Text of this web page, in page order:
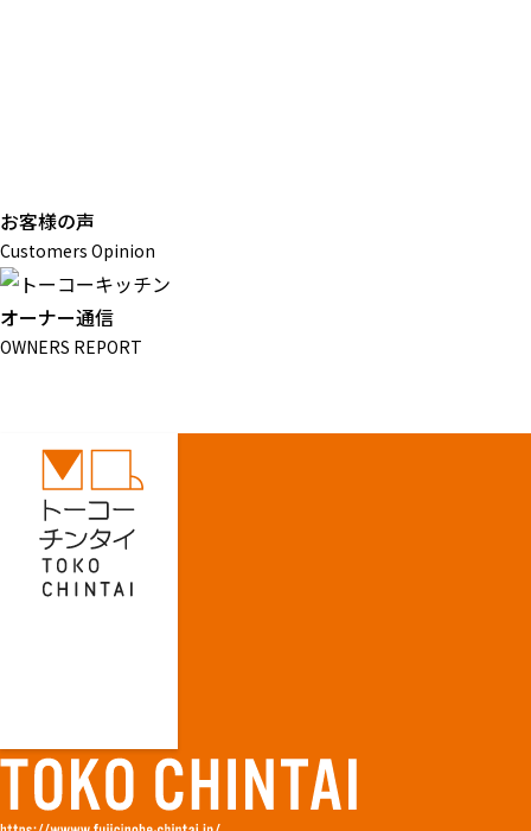
お客様の声
Customers Opinion
オーナー通信
OWNERS REPORT